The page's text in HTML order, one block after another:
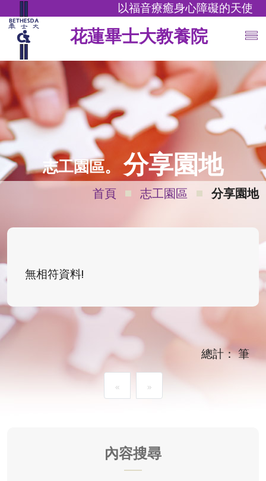
以福音療癒身心障礙的天使
花蓮畢士大教養院
志工園區。 分享園地
首頁 志工園區 分享園地
內容搜尋
無相符資料!
總計： 筆
« »